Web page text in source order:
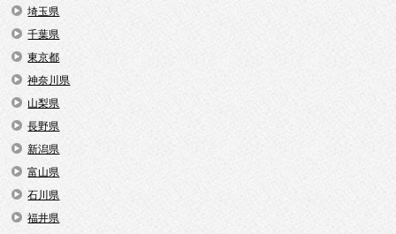
埼玉県
千葉県
東京都
神奈川県
山梨県
長野県
新潟県
富山県
石川県
福井県